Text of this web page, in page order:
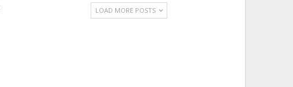
LOAD MORE POSTS